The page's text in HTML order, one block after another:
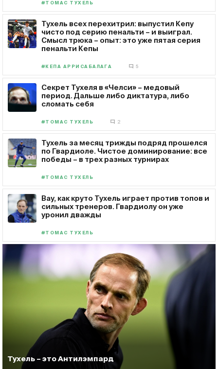
#ТОМАС ТУХЕЛЬ
Тухель всех перехитрил: выпустил Кепу
чисто под серию пенальти – и выиграл.
Смысл трюка – опыт: это уже пятая серия
пенальти Кепы
#КЕПА АРРИСАБАЛАГА 5
Секрет Тухеля в «Челси» – медовый
период. Дальше либо диктатура, либо
сломать себя
#ТОМАС ТУХЕЛЬ 2
Тухель за месяц трижды подряд прошелся
по Гвардиоле. Чистое доминирование: все
победы – в трех разных турнирах
#ТОМАС ТУХЕЛЬ
Вау, как круто Тухель играет против топов и
сильных тренеров. Гвардиолу он уже
уронил дважды
#ТОМАС ТУХЕЛЬ
Тухель – это Антилэмпард